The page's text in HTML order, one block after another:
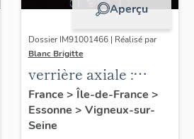
Aperçu
Dossier IM91001466 | Réalisé par
Blanc Brigitte
verrière axiale :
Saint Pierre
France > Île-de-France >
Essonne > Vigneux-sur-
Seine